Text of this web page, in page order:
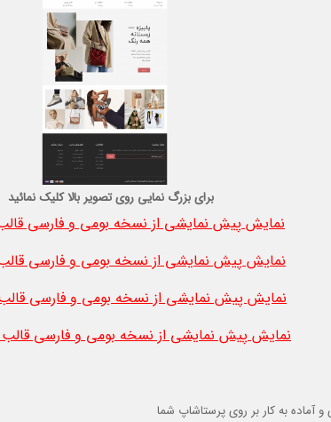
برای بزرگ نمایی روی تصویر بالا کلیک نمائید
نمایش پیش نمایشی از نسخه بومی و فارسی
نمایش پیش نمایشی از نسخه بومی و فارسی
نمایش پیش نمایشی از نسخه بومی و فارسی
نمایش پیش نمایشی از نسخه بومی و فارسی
آماده به کار بر روی پرستاشاپ شما